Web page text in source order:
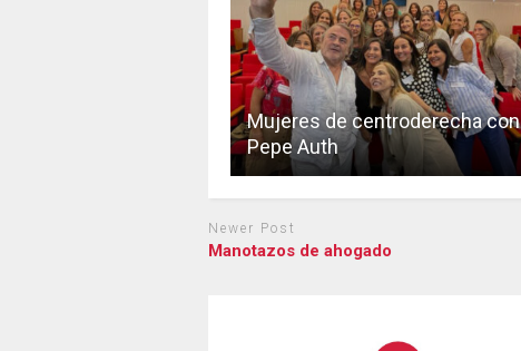
Mujeres de centroderecha con
Pepe Auth
Newer Post
Manotazos de ahogado